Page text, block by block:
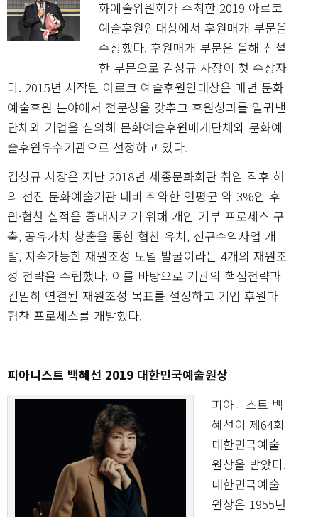
화예술위원회가 주최한 2019 아르코
예술후원인대상에서 후원매개 부문을
수상했다. 후원매개 부문은 올해 신설
한 부문으로 김성규 사장이 첫 수상자
다. 2015년 시작된 아르코 예술후원인대상은 매년 문화
예술후원 분야에서 전문성을 갖추고 후원성과를 일궈낸
단체와 기업을 심의해 문화예술후원매개단체와 문화예
술후원우수기관으로 선정하고 있다.
김성규 사장은 지난 2018년 세종문화회관 취임 직후 해
외 선진 문화예술기관 대비 취약한 연평균 약 3%인 후
원·협찬 실적을 증대시키기 위해 개인 기부 프로세스 구
축, 공유가치 창출을 통한 협찬 유치, 신규수익사업 개
발, 지속가능한 재원조성 모델 발굴이라는 4개의 재원조
성 전략을 수립했다. 이를 바탕으로 기관의 핵심전략과
긴밀히 연결된 재원조성 목표를 설정하고 기업 후원과
협찬 프로세스를 개발했다.
피아니스트 백혜선 2019 대한민국예술원상
피아니스트 백
혜선이 제64회
대한민국예술
원상을 받았다.
대한민국예술
원상은 1955년